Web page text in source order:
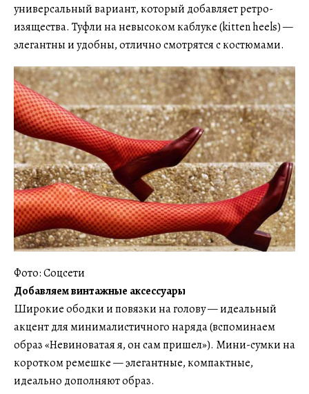
универсальный вариант, который добавляет ретро-
изящества. Туфли на невысоком каблуке (kitten heels) —
элегантны и удобны, отлично смотрятся с костюмами.
Фото: Соцсети
Добавляем винтажные аксессуары
Широкие ободки и повязки на голову — идеальный
акцент для минималистичного наряда (вспоминаем
образ «Невиноватая я, он сам пришел»). Мини-сумки на
коротком ремешке — элегантные, компактные,
идеально дополняют образ.